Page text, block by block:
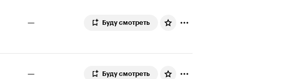
— Буду смотреть
— Буду смотреть